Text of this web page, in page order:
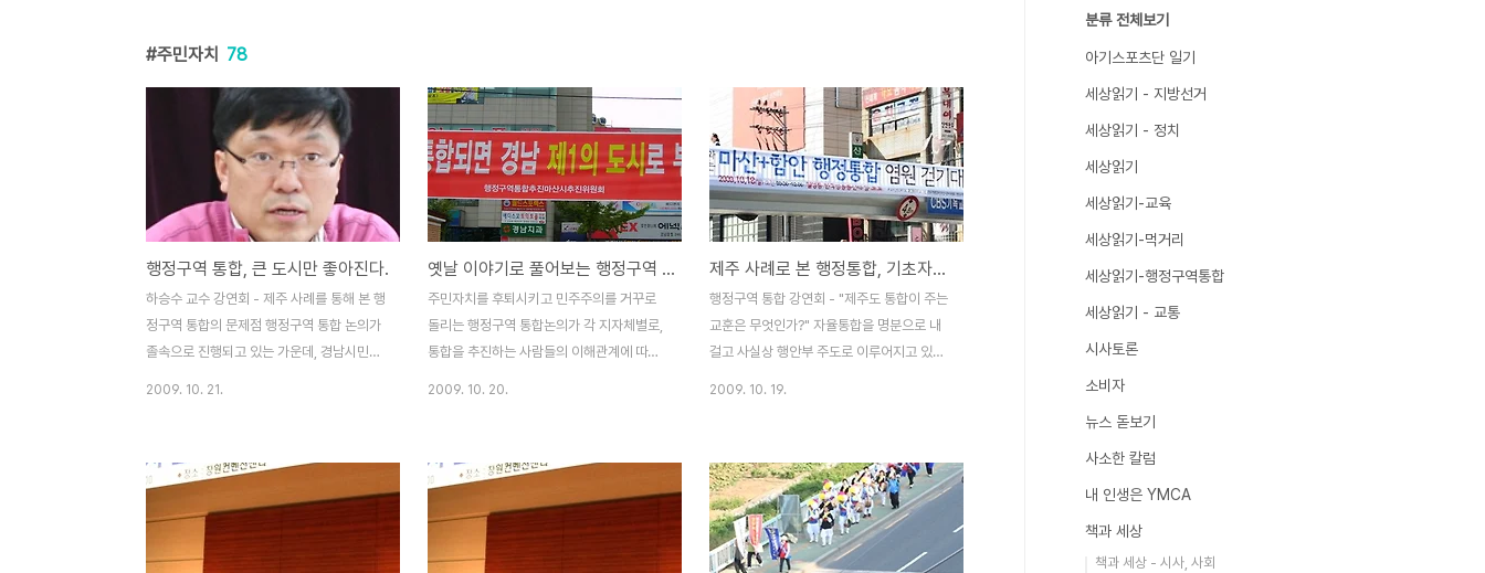
주민자치 78
행정구역 통합, 큰 도시만 좋아진다.
하승수 교수 강연회 - 제주 사례를 통해 본 행
정구역 통합의 문제점 행정구역 통합 논의가
졸속으로 진행되고 있는 가운데, 경남시민사
가졌습니다. 하승수 교수는 한 마디로 제주도
에서 졸속으로 추진되어 많은 문제를 일으키
고 있는 행정구역 통합이 전국으로 확대되어
또 다시 졸속으로 추진되고 있다고 진단하였
2009. 10. 21.
옛날 이야기로 풀어보는 행정구역 통합
주민자치를 후퇴시키고 민주주의를 거꾸로
돌리는 행정구역 통합논의가 각 지자체별로,
통합을 추진하는 사람들의 이해관계에 따라
해 보겠습니다. ▲송순호의원 블로그 사진을
빌려왔습니다. 옛날 이야기가 어디 별거 있겠
습니까? 이야기를 시작할 때 "옛날 옛날에"부
터 시작하면 옛날이야기겠지요. 옛날 옛날에
2009. 10. 20.
제주 사례로 본 행정통합, 기초자치단체 폐지 했더니...
행정구역 통합 강연회 - "제주도 통합이 주는
교훈은 무엇인가?" 자율통합을 명분으로 내
걸고 사실상 행안부 주도로 이루어지고 있는
면 망한다." "우리가 OO시 먹여살릴 일 있
냐?" 이런 주장들 입니다. 이미 시민단체는
행안부 주도로 원칙없이 졸속으로 이루어지
고 있는 행정구역 통합을 즉각 중단하라는 입
2009. 10. 19.
분류 전체보기
아기스포츠단 일기
세상읽기 - 지방선거
세상읽기 - 정치
세상읽기
세상읽기-교육
세상읽기-먹거리
세상읽기-행정구역통합
세상읽기 - 교통
시사토론
소비자
뉴스 돋보기
사소한 칼럼
내 인생은 YMCA
책과 세상
책과 세상 - 시사, 사회